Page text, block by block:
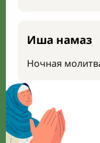
Иша намаз
Ночная